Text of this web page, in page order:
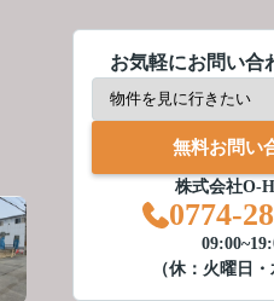
お気軽にお問い合
無料お問い
株式会社O-
0774-
（休：火曜日・